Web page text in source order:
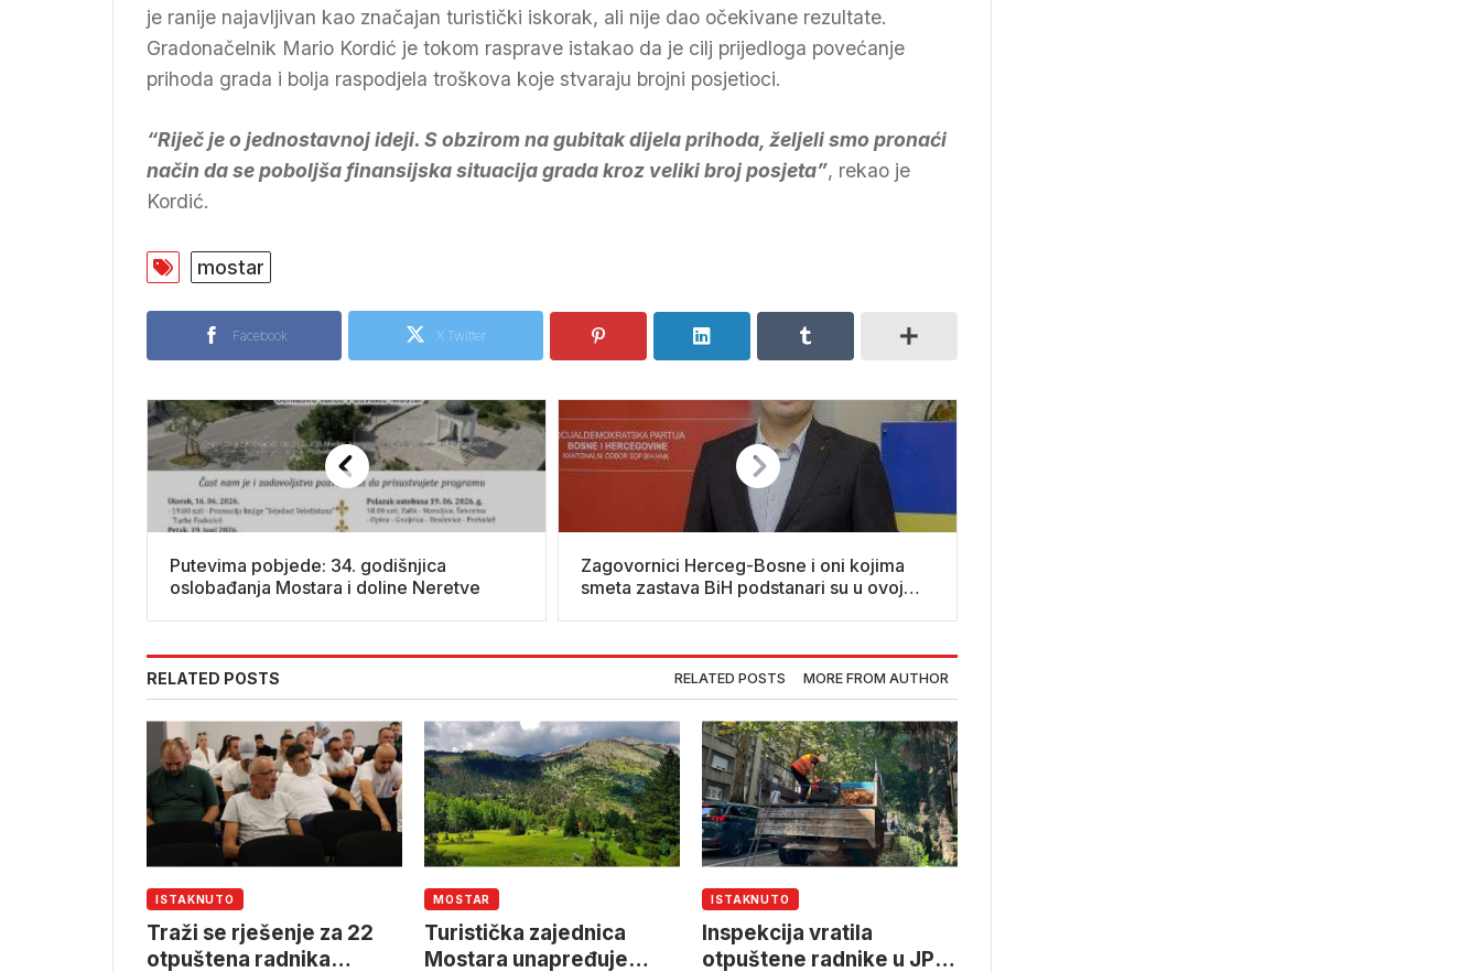
je ranije najavljivan kao značajan turistički iskorak, ali nije dao očekivane rezultate.
Gradonačelnik Mario Kordić je tokom rasprave istakao da je cilj prijedloga povećanje
prihoda grada i bolja raspodjela troškova koje stvaraju brojni posjetioci.
“Riječ je o jednostavnoj ideji. S obzirom na gubitak dijela prihoda, željeli smo pronaći
način da se poboljša finansijska situacija grada kroz veliki broj posjeta”, rekao je
Kordić.
mostar
Facebook X Twitter
Putevima pobjede: 34. godišnjica
oslobađanja Mostara i doline Neretve
Zagovornici Herceg-Bosne i oni kojima
smeta zastava BiH podstanari su u ovoj
RELATED POSTS RELATED POSTS MORE FROM AUTHOR
ISTAKNUTO
Traži se rješenje za 22
otpuštena radnika
MOSTAR
Turistička zajednica
Mostara unapređuje
ISTAKNUTO
Inspekcija vratila
otpuštene radnike u JP